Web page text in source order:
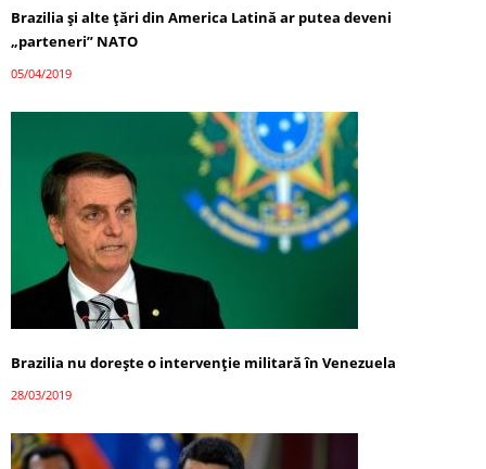
Brazilia şi alte ţări din America Latină ar putea deveni
„parteneri” NATO
05/04/2019
Brazilia nu doreşte o intervenţie militară în Venezuela
28/03/2019